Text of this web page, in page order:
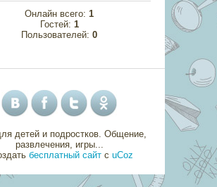
Онлайн всего: 1
Гостей: 1
Пользователей: 0
детей и подростков. Общение,
развлечения, игры...
бесплатный сайт с uCoz